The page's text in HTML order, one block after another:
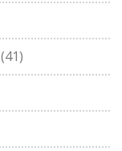
(41)